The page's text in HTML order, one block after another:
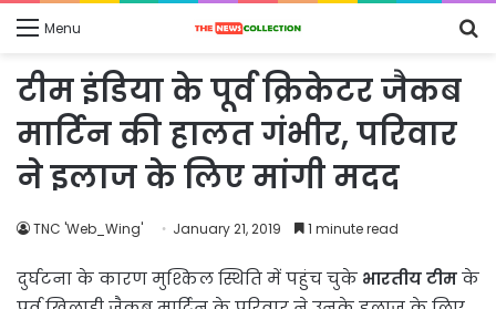
Menu
टीम इंडिया के पूर्व क्रिकेटर जैकब
मार्टिन की हालत गंभीर, परिवार
ने इलाज के लिए मांगी मदद
TNC 'Web_Wing' January 21, 2019 1 minute read
दुर्घटना के कारण मुश्किल स्थिति में पहुंच चुके भारतीय टीमके